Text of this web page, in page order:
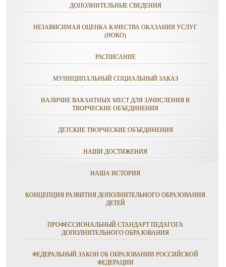
ДОПОЛНИТЕЛЬНЫЕ СВЕДЕНИЯ
НЕЗАВИСИМАЯ ОЦЕНКА КАЧЕСТВА ОКАЗАНИЯ УСЛУГ
(НОКО)
РАСПИСАНИЕ
МУНИЦИПАЛЬНЫЙ СОЦИАЛЬНЫЙ ЗАКАЗ
НАЛИЧИЕ ВАКАНТНЫХ МЕСТ ДЛЯ ЗАЧИСЛЕНИЯ В
ТВОРЧЕСКИЕ ОБЪЕДИНЕНИЯ
ДЕТСКИЕ ТВОРЧЕСКИЕ ОБЪЕДИНЕНИЯ
НАШИ ДОСТИЖЕНИЯ
НАША ИСТОРИЯ
КОНЦЕПЦИЯ РАЗВИТИЯ ДОПОЛНИТЕЛЬНОГО ОБРАЗОВАНИЯ
ДЕТЕЙ
ПРОФЕССИОНАЛЬНЫЙ СТАНДАРТ ПЕДАГОГА
ДОПОЛНИТЕЛЬНОГО ОБРАЗОВАНИЯ
ФЕДЕРАЛЬНЫЙ ЗАКОН ОБ ОБРАЗОВАНИИ РОССИЙСКОЙ
ФЕДЕРАЦИИ